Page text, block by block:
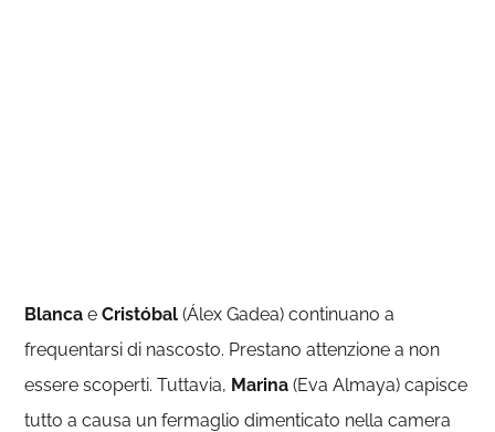
Blanca eCristóbal (Álex Gadea) continuano a
frequentarsi di nascosto. Prestano attenzione a non
essere scoperti. Tuttavia, Marina (Eva Almaya) capisce
tutto a causa un fermaglio dimenticato nella camera